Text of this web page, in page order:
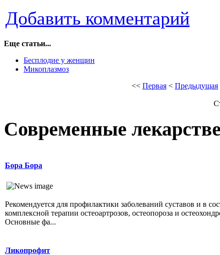
Добавить комментарий
Еще статьи...
Бесплодие у женщин
Микоплазмоз
<< Первая < Предыдущая
Современные
Бора Бора
Рекомендуется для профилактики заболеваний суставов и в
комплексной терапии остеоартрозов, остеопороза и
Основные фа...
Ликопрофит